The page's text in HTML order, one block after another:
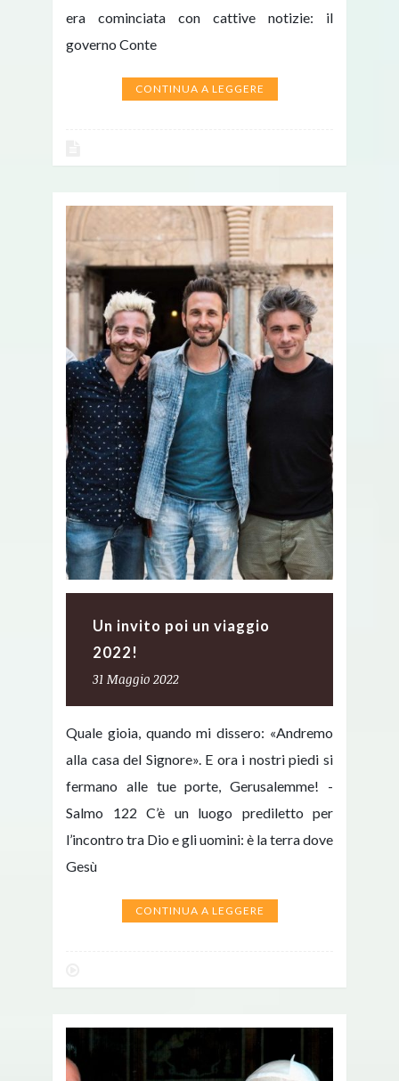
era cominciata con cattive notizie: il
governo Conte
CONTINUA A LEGGERE
Un invito poi un viaggio
2022!
31 Maggio 2022
Quale gioia, quando mi dissero: «Andremo
alla casa del Signore». E ora i nostri piedi si
fermano alle tue porte, Gerusalemme! -
Salmo 122 C’è un luogo prediletto per
l’incontro tra Dio e gli uomini: è la terra dove
Gesù
CONTINUA A LEGGERE